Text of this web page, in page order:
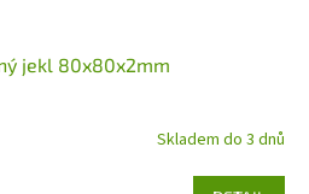
jekl 80x80x2mm
Skladem do 3 dnů